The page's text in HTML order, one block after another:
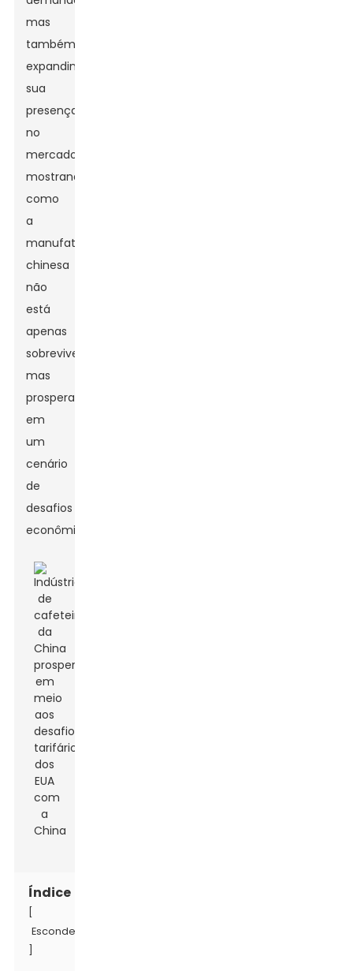
mas
também
expandindo
sua
presença
no
mercado,
mostrando
como
a
manufatura
chinesa
não
está
apenas
sobrevivendo,
mas
prosperando
em
um
cenário
de
desafios
econômicos.
Índice
Esconder